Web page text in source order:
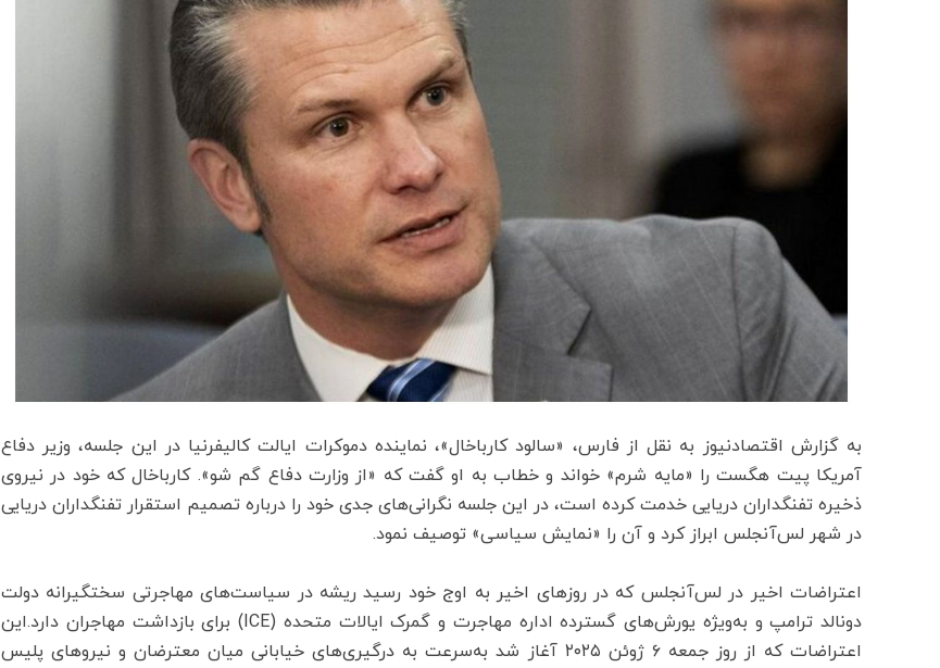
به گزارش اقتصادنیوز به نقل از فارس، «سالود کارباخال»، نماینده دموکرات ایالت کالیفرنیا در این جلسه، وزیر دفاع
آمریکا پیت هگست را «مایه شرم» خواند و خطاب به او گفت که «از وزارت دفاع گم شو». کارباخال که خود در نیروی
ذخیره تفنگداران دریایی خدمت کرده است، در این جلسه نگرانی‌های جدی خود را درباره تصمیم استقرار تفنگداران دریایی
در شهر لس‌آنجلس ابراز کرد و آن را «نمایش سیاسی» توصیف نمود.
اعتراضات اخیر در لس‌آنجلس که در روزهای اخیر به اوج خود رسید ریشه در سیاست‌های مهاجرتی سختگیرانه دولت
دونالد ترامپ و به‌ویژه یورش‌های گسترده اداره مهاجرت و گمرک ایالات متحده (ICE) برای بازداشت مهاجران دارد.این
اعتراضات که از روز جمعه ۶ ژوئن ۲۰۲۵ آغاز شد به‌سرعت به درگیری‌های خیابانی میان معترضان و نیروهای پلیس